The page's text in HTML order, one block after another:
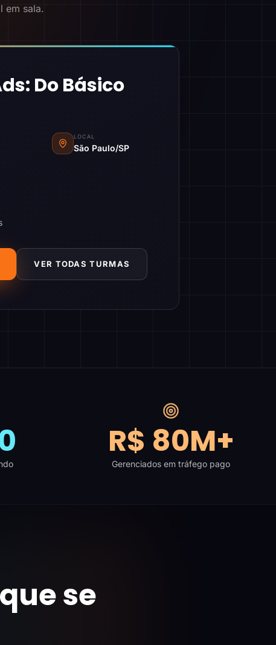
em sala.
Do Básico
LOCAL
São Paulo/SP
VER TODAS TURMAS
R$ 80M+
Gerenciados em tráfego pago
que se